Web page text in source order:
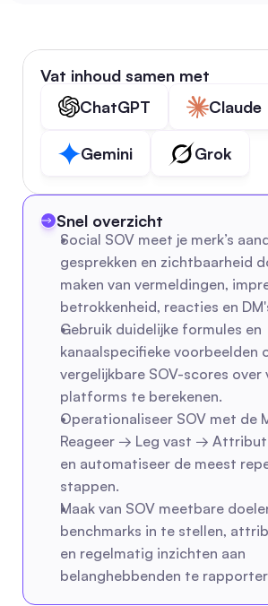
Vat inhoud samen met
ChatGPT
Claude
Gemini Grok
Snel overzicht
Social SOV meet je merk’s
gesprekken en zichtbaarheid
maken van vermeldingen,
betrokkenheid, reacties en
Gebruik duidelijke formules en
kanaalspecifieke voorbeelden
vergelijkbare SOV-scores over
platforms te berekenen.
Operationaliseer SOV met de
Reageer → Leg vast →
en automatiseer de meest
stappen.
Maak van SOV meetbare
benchmarks in te stellen,
en regelmatig inzichten aan
belanghebbenden te